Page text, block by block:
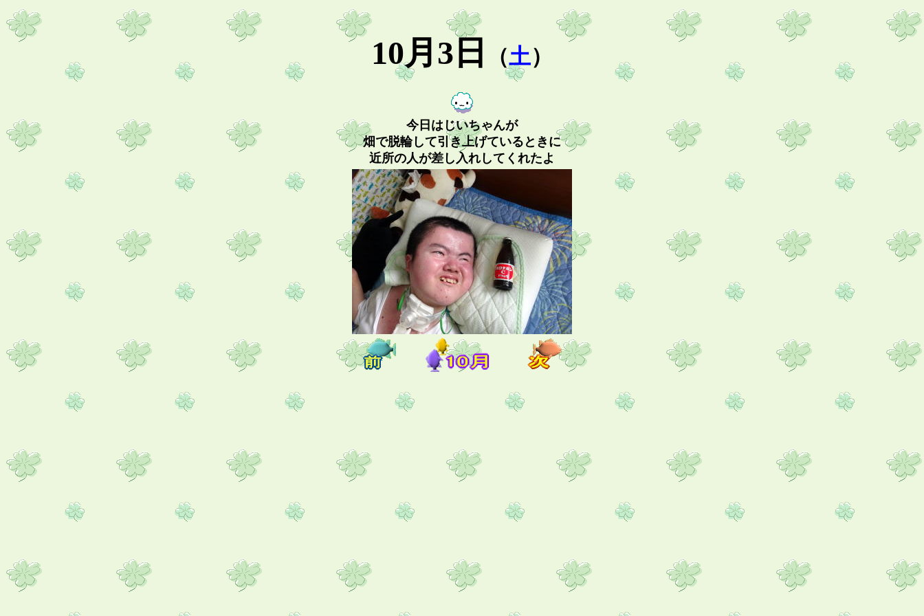
10月3日 （土）
今日はじいちゃんが
畑で脱輪して引き上げているときに
近所の人が差し入れしてくれたよ